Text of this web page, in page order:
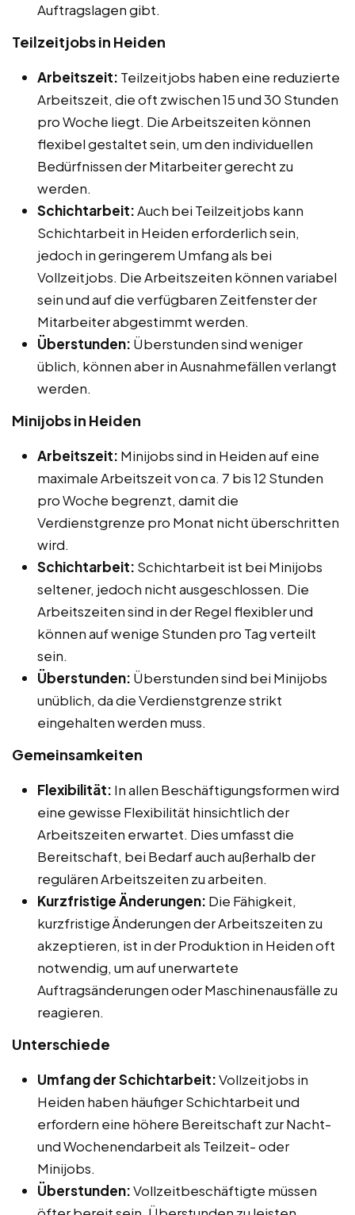
Auftragslagen gibt.
Teilzeitjobs in Heiden
Arbeitszeit: Teilzeitjobs haben eine reduzierte
Arbeitszeit, die oft zwischen 15 und 30 Stunden
pro Woche liegt. Die Arbeitszeiten können
flexibel gestaltet sein, um den individuellen
Bedürfnissen der Mitarbeiter gerecht zu
werden.
Schichtarbeit:Auch bei Teilzeitjobs kann
Schichtarbeit in Heiden erforderlich sein,
jedoch in geringerem Umfang als bei
Vollzeitjobs. Die Arbeitszeiten können variabel
sein und auf die verfügbaren Zeitfenster der
Mitarbeiter abgestimmt werden.
Überstunden: Überstunden sind weniger
üblich, können aber in Ausnahmefällen verlangt
werden.
Minijobs in Heiden
Arbeitszeit: Minijobs sind in Heiden auf eine
maximale Arbeitszeit von ca. 7 bis 12 Stunden
pro Woche begrenzt, damit die
Verdienstgrenze pro Monat nicht überschritten
wird.
Schichtarbeit: Schichtarbeit ist bei Minijobs
seltener, jedoch nicht ausgeschlossen. Die
Arbeitszeiten sind in der Regel flexibler und
können auf wenige Stunden pro Tag verteilt
sein.
Überstunden: Überstunden sind bei Minijobs
unüblich, da die Verdienstgrenze strikt
eingehalten werden muss.
Gemeinsamkeiten
Flexibilität: In allen Beschäftigungsformen wird
eine gewisse Flexibilität hinsichtlich der
Arbeitszeiten erwartet. Dies umfasst die
Bereitschaft, bei Bedarf auch außerhalb der
regulären Arbeitszeiten zu arbeiten.
Kurzfristige Änderungen: Die Fähigkeit,
kurzfristige Änderungen der Arbeitszeiten zu
akzeptieren, ist in der Produktion in Heiden oft
notwendig, um auf unerwartete
Auftragsänderungen oder Maschinenausfälle zu
reagieren.
Unterschiede
Umfang der Schichtarbeit:Vollzeitjobs in
Heiden haben häufiger Schichtarbeit und
erfordern eine höhere Bereitschaft zur Nacht-
und Wochenendarbeit als Teilzeit- oder
Minijobs.
Überstunden:Vollzeitbeschäftigte müssen